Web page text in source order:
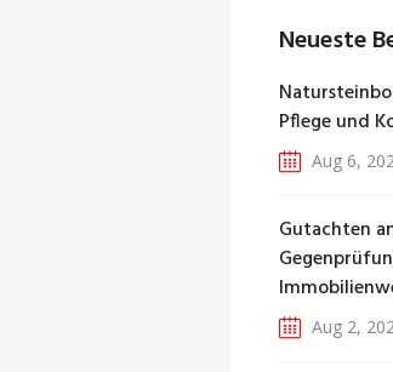
Neueste
Pflege und
Aug 6,
Gutachten
Aug 2,